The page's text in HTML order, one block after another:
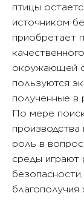
птицы
источником
приобретает
окружающей
пользуются
полученные в
По мере
роль в
среды играют
благополучия